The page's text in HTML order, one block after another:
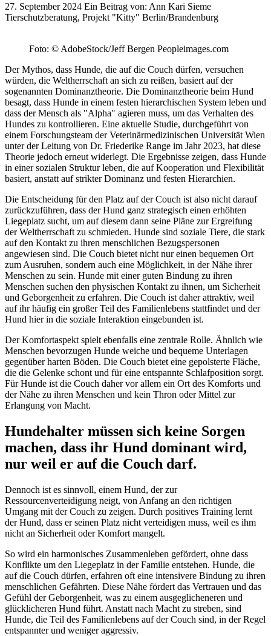
27. September 2024 Ein Beitrag von: Ann Kari Sieme
Tierschutzberatung, Projekt "Kitty" Berlin/Brandenburg
Foto: © AdobeStock/Jeff Bergen Peopleimages.com
Der Mythos, dass Hunde, die auf die Couch dürfen, versuchen
würden, die Weltherrschaft an sich zu reißen, basiert auf der
sogenannten Dominanztheorie. Die Dominanztheorie beim Hund
besagt, dass Hunde in einem festen hierarchischen System leben und
dass der Mensch als "Alpha" agieren muss, um das Verhalten des
Hundes zu kontrollieren. Eine aktuelle Studie, durchgeführt von
einem Forschungsteam der Veterinärmedizinischen Universität Wien
unter der Leitung von Dr. Friederike Range im Jahr 2023, hat diese
Theorie jedoch erneut widerlegt. Die Ergebnisse zeigen, dass Hunde
in einer sozialen Struktur leben, die auf Kooperation und Flexibilität
basiert, anstatt auf strikter Dominanz und festen Hierarchien.
Die Entscheidung für den Platz auf der Couch ist also nicht darauf
zurückzuführen, dass der Hund ganz strategisch einen erhöhten
Liegeplatz sucht, um auf diesem dann seine Pläne zur Ergreifung
der Weltherrschaft zu schmieden. Hunde sind soziale Tiere, die stark
auf den Kontakt zu ihren menschlichen Bezugspersonen
angewiesen sind. Die Couch bietet nicht nur einen bequemen Ort
zum Ausruhen, sondern auch eine Möglichkeit, in der Nähe ihrer
Menschen zu sein. Hunde mit einer guten Bindung zu ihren
Menschen suchen den physischen Kontakt zu ihnen, um Sicherheit
und Geborgenheit zu erfahren. Die Couch ist daher attraktiv, weil
auf ihr häufig ein großer Teil des Familienlebens stattfindet und der
Hund hier in die soziale Interaktion eingebunden ist.
Der Komfortaspekt spielt ebenfalls eine zentrale Rolle. Ähnlich wie
Menschen bevorzugen Hunde weiche und bequeme Unterlagen
gegenüber harten Böden. Die Couch bietet eine gepolsterte Fläche,
die die Gelenke schont und für eine entspannte Schlafposition sorgt.
Für Hunde ist die Couch daher vor allem ein Ort des Komforts und
der Nähe zu ihren Menschen und kein Thron oder Mittel zur
Erlangung von Macht.
Hundehalter müssen sich keine Sorgen
machen, dass ihr Hund dominant wird,
nur weil er auf die Couch darf.
Dennoch ist es sinnvoll, einem Hund, der zur
Ressourcenverteidigung neigt, von Anfang an den richtigen
Umgang mit der Couch zu zeigen. Durch positives Training lernt
der Hund, dass er seinen Platz nicht verteidigen muss, weil es ihm
nicht an Sicherheit oder Komfort mangelt.
So wird ein harmonisches Zusammenleben gefördert, ohne dass
Konflikte um den Liegeplatz in der Familie entstehen. Hunde, die
auf die Couch dürfen, erfahren oft eine intensivere Bindung zu ihren
menschlichen Gefährten. Diese Nähe fördert das Vertrauen und das
Gefühl der Geborgenheit, was zu einem ausgeglicheneren und
glücklicheren Hund führt. Anstatt nach Macht zu streben, sind
Hunde, die Teil des Familienlebens auf der Couch sind, in der Regel
entspannter und weniger aggressiv.